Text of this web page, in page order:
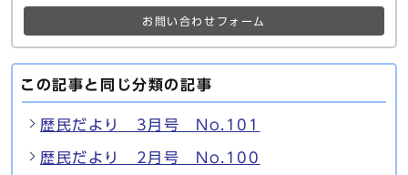
お問い合わせフォーム
この記事と同じ分類の記事
歴民だより 3月号 No.101
歴民だより 2月号 No.100